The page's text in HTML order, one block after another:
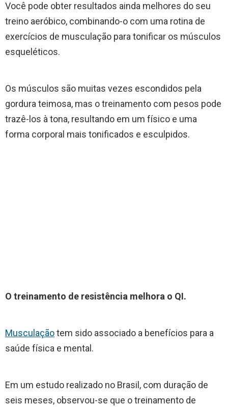
Você pode obter resultados ainda melhores do seu
treino aeróbico, combinando-o com uma rotina de
exercícios de musculação para tonificar os músculos
esqueléticos.
Os músculos são muitas vezes escondidos pela
gordura teimosa, mas o treinamento com pesos pode
trazê-los à tona, resultando em um físico e uma
forma corporal mais tonificados e esculpidos.
O treinamento de resistência melhora o QI.
Musculaçãotem sido associado a benefícios para a
saúde física e mental.
Em um estudo realizado no Brasil, com duração de
seis meses, observou-se que o treinamento de